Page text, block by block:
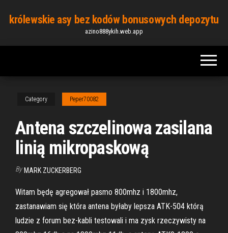
content
królewskie asy bez kodów bonusowych depozytu
azino888ykih.web.app
Category Peper70082
Antena szczelinowa zasilana
linią mikropaskową
By MARK ZUCKERBERG
Witam będę agregował pasmo 800mhz i 1800mhz,
zastanawiam się która antena byłaby lepsza ATK-504 którą
ludzie z forum bez-kabli testowali i ma zysk rzeczywisty na